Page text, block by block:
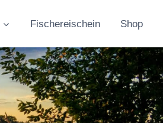
Fischereischein Shop